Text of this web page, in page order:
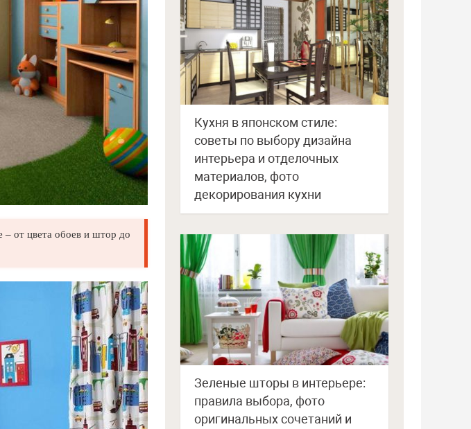
– от цвета обоев и штор до
Кухня в японском стиле:
советы по выбору дизайна
интерьера и отделочных
материалов, фото
декорирования кухни
Зеленые шторы в интерьере:
правила выбора, фото
оригинальных сочетаний и